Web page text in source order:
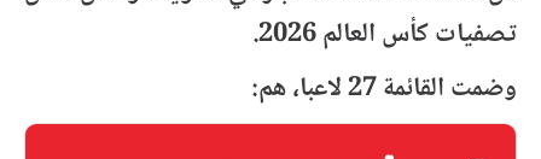
تصفيات كأس العالم 2026
.
وضمت القائمة 27 لاعبا، هم
: